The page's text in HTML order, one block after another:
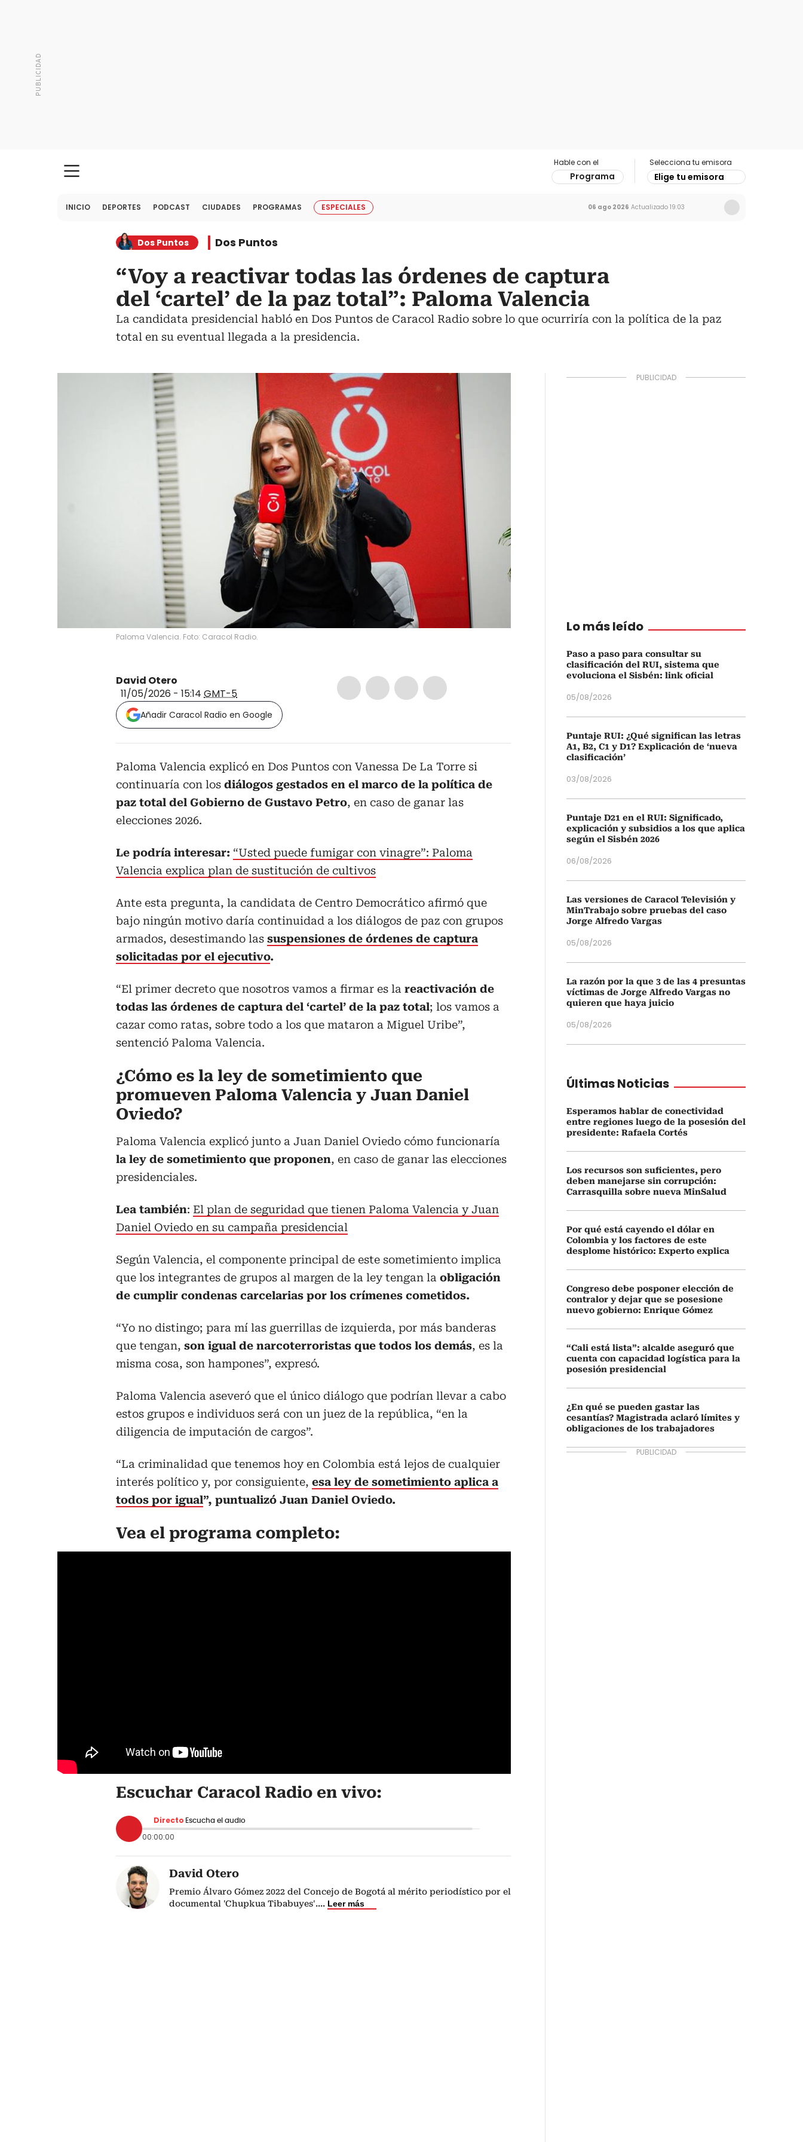
Hable con el
Programa
Selecciona tu emisora
Elige tu emisora
INICIO DEPORTES PODCAST CIUDADES PROGRAMAS ESPECIALES 06 ago 2026 Actualizado 19:03
Dos Puntos Dos Puntos
“Voy a reactivar todas las órdenes de captura
del ‘cartel’ de la paz total”: Paloma Valencia
La candidata presidencial habló en Dos Puntos de Caracol Radio sobre lo que ocurriría con la política de la paz
total en su eventual llegada a la presidencia.
Paloma Valencia. Foto: Caracol Radio.
David Otero
11/05/2026 - 15:14 GMT-5
Añadir Caracol Radio en Google
Paloma Valencia explicó en Dos Puntos con Vanessa De La Torre si
continuaría con los diálogos gestados en el marco de la política de
paz total del Gobierno de Gustavo Petro, en caso de ganar las
elecciones 2026.
Le podría interesar: “Usted puede fumigar con vinagre”: Paloma
Valencia explica plan de sustitución de cultivos
Ante esta pregunta, la candidata de Centro Democrático afirmó que
bajo ningún motivo daría continuidad a los diálogos de paz con grupos
armados, desestimando las suspensiones de órdenes de captura
solicitadas por el ejecutivo.
“El primer decreto que nosotros vamos a firmar es la reactivación de
todas las órdenes de captura del ‘cartel’ de la paz total; los vamos a
cazar como ratas, sobre todo a los que mataron a Miguel Uribe”,
sentenció Paloma Valencia.
¿Cómo es la ley de sometimiento que
promueven Paloma Valencia y Juan Daniel
Oviedo?
Paloma Valencia explicó junto a Juan Daniel Oviedo cómo funcionaría
la ley de sometimiento que proponen, en caso de ganar las elecciones
presidenciales.
Lea también: El plan de seguridad que tienen Paloma Valencia y Juan
Daniel Oviedo en su campaña presidencial
Según Valencia, el componente principal de este sometimiento implica
que los integrantes de grupos al margen de la ley tengan la obligación
de cumplir condenas carcelarias por los crímenes cometidos.
“Yo no distingo; para mí las guerrillas de izquierda, por más banderas
que tengan, son igual de narcoterroristas que todos los demás, es la
misma cosa, son hampones”, expresó.
Paloma Valencia aseveró que el único diálogo que podrían llevar a cabo
estos grupos e individuos será con un juez de la república, “en la
diligencia de imputación de cargos”.
“La criminalidad que tenemos hoy en Colombia está lejos de cualquier
interés político y, por consiguiente, esa ley de sometimiento aplica a
todos por igual”, puntualizó Juan Daniel Oviedo.
Vea el programa completo:
Escuchar Caracol Radio en vivo:
Directo Escucha el audio
00:00:00
David Otero
Premio Álvaro Gómez 2022 del Concejo de Bogotá al mérito periodístico por el
documental 'Chupkua Tibabuyes'.... Leer más
Lo más leído
Paso a paso para consultar su
clasificación del RUI, sistema que
evoluciona el Sisbén: link oficial
05/08/2026
Puntaje RUI: ¿Qué significan las letras
A1, B2, C1 y D1? Explicación de ‘nueva
clasificación’
03/08/2026
Puntaje D21 en el RUI: Significado,
explicación y subsidios a los que aplica
según el Sisbén 2026
06/08/2026
Las versiones de Caracol Televisión y
MinTrabajo sobre pruebas del caso
Jorge Alfredo Vargas
05/08/2026
La razón por la que 3 de las 4 presuntas
víctimas de Jorge Alfredo Vargas no
quieren que haya juicio
05/08/2026
Últimas Noticias
Esperamos hablar de conectividad
entre regiones luego de la posesión del
presidente: Rafaela Cortés
Los recursos son suficientes, pero
deben manejarse sin corrupción:
Carrasquilla sobre nueva MinSalud
Por qué está cayendo el dólar en
Colombia y los factores de este
desplome histórico: Experto explica
Congreso debe posponer elección de
contralor y dejar que se posesione
nuevo gobierno: Enrique Gómez
“Cali está lista”: alcalde aseguró que
cuenta con capacidad logística para la
posesión presidencial
¿En qué se pueden gastar las
cesantías? Magistrada aclaró límites y
obligaciones de los trabajadores